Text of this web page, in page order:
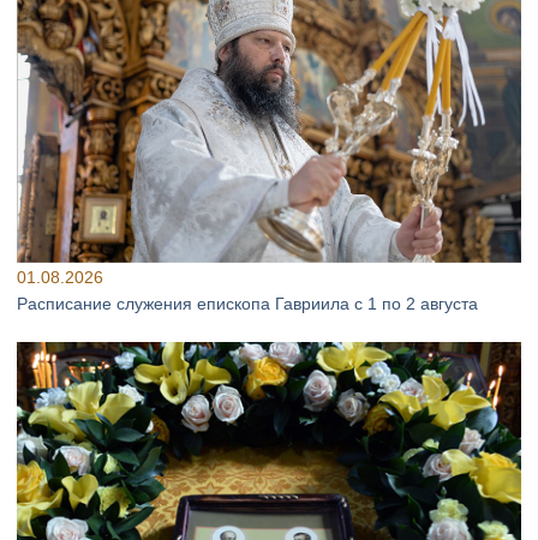
01.08.2026
Расписание служения епископа Гавриила с 1 по 2 августа